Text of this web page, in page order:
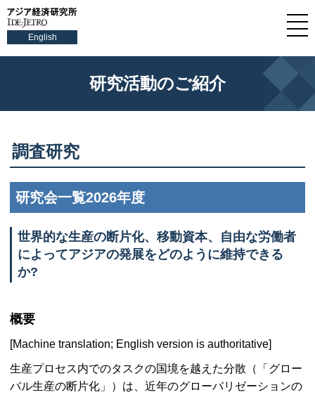
English
研究活動のご紹介
調査研究
研究会一覧2026年度
世界的な生産の断片化、移動資本、自由な労働者
によってアジアの発展をどのように維持できる
か?
概要
[Machine translation; English version is authoritative]
生産プロセス内でのタスクの国境を越えた分散（「グロー
バル生産の断片化」）は、近年のグローバリゼーションの